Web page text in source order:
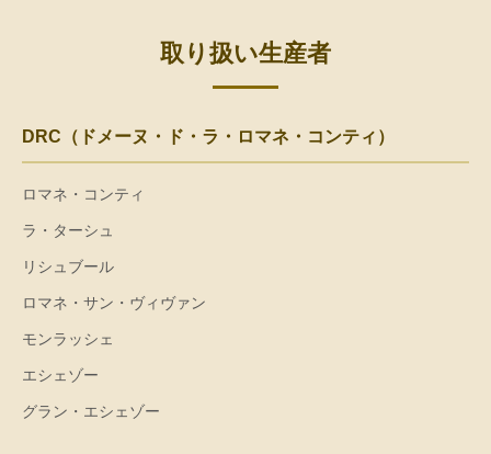
取り扱い生産者
DRC（ドメーヌ・ド・ラ・ロマネ・コンティ）
ロマネ・コンティ
ラ・ターシュ
リシュブール
ロマネ・サン・ヴィヴァン
モンラッシェ
エシェゾー
グラン・エシェゾー